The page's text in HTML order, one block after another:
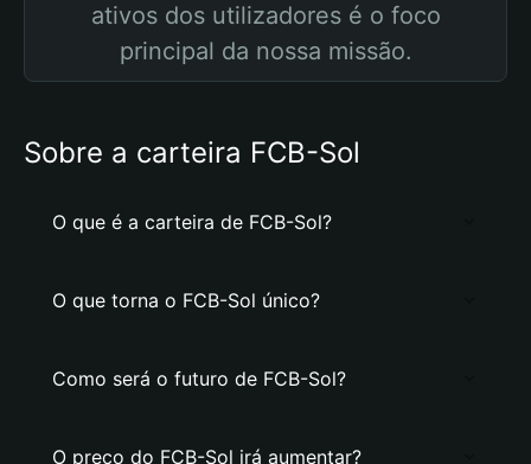
ativos dos utilizadores é o foco
principal da nossa missão.
Sobre a carteira FCB-Sol
O que é a carteira de FCB-Sol?
O que torna o FCB-Sol único?
Como será o futuro de FCB-Sol?
O preço do FCB-Sol irá aumentar?